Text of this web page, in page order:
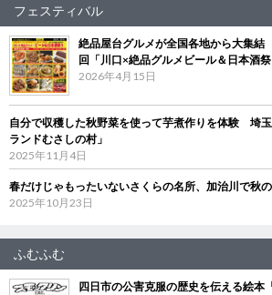
フェスティバル
絶品屋台グルメが全国各地から大集
回「川口×絶品グルメビール＆日本酒
2026年4月15日
自分で収穫した秋野菜を使って芋煮作りを体験 埼
ランドむさしの村」
2025年11月4日
春だけじゃもったいないさくらの名所、加治川で秋
2025年10月23日
ふむふむ
四日市の公害克服の歴史を伝える絵本